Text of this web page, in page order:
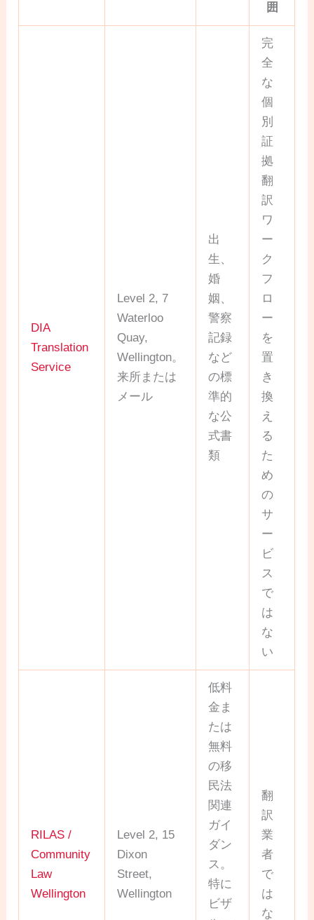
囲
DIA
Translation
Service
Level 2, 7
Waterloo
Quay,
Wellington。
来所または
メール
出
生、
婚
姻、
警察
記録
など
の標
準的
な公
式書
類
完
全
な
個
別
証
拠
翻
訳
ワ
ー
ク
フ
ロ
ー
を
置
き
換
え
る
た
め
の
サ
ー
ビ
ス
で
は
な
い
RILAS /
Community
Law
Wellington
Level 2, 15
Dixon
Street,
Wellington
低料
金ま
たは
無料
の移
民法
関連
ガイ
ダン
ス。
特に
ビザ
翻
訳
業
者
で
は
な